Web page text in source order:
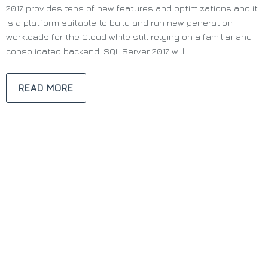
2017 provides tens of new features and optimizations and it
is a platform suitable to build and run new generation
workloads for the Cloud while still relying on a familiar and
consolidated backend. SQL Server 2017 will
READ MORE